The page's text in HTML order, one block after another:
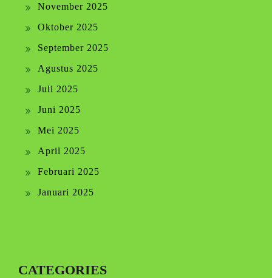
November 2025
Oktober 2025
September 2025
Agustus 2025
Juli 2025
Juni 2025
Mei 2025
April 2025
Februari 2025
Januari 2025
CATEGORIES